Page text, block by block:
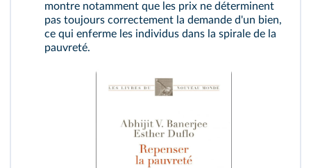
montre notamment que les prix ne déterminent
pas toujours correctement la demande d'un bien,
ce qui enferme les individus dans la spirale de la
pauvreté.